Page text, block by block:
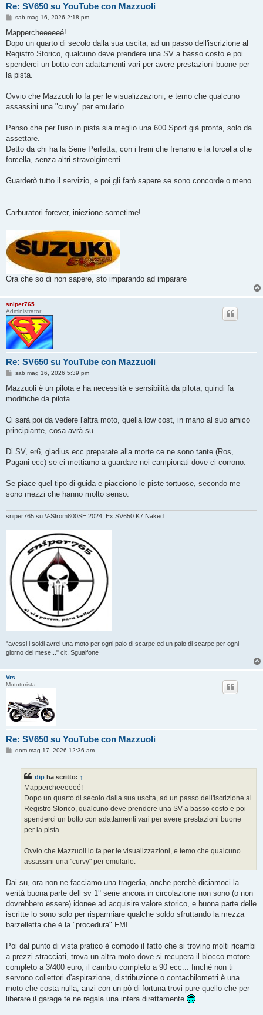
Re: SV650 su YouTube con Mazzuoli
M
s
a
g
g
i
o
sab mag 16, 2026 2:18 pm
Mappercheeeeeé!
Dopo un quarto di secolo dalla sua uscita, ad un passo dell'iscrizione al
Registro Storico, qualcuno deve prendere una SV a basso costo e poi
spenderci un botto con adattamenti vari per avere prestazioni buone per
la pista.
Ovvio che Mazzuoli lo fa per le visualizzazioni, e temo che qualcuno
assassini una "curvy" per emularlo.
Penso che per l'uso in pista sia meglio una 600 Sport già pronta, solo da
assettare.
Detto da chi ha la Serie Perfetta, con i freni che frenano e la forcella che
forcella, senza altri stravolgimenti.
Guarderò tutto il servizio, e poi gli farò sapere se sono concorde o meno.
Carburatori forever, iniezione sometime!
Ora che so di non sapere, sto imparando ad imparare
sniper765
Administrator
Re: SV650 su YouTube con Mazzuoli
M
s
a
o
sab mag 16, 2026 5:39 pm
Mazzuoli è un pilota e ha necessità e sensibilità da pilota, quindi fa
modifiche da pilota.
Ci sarà poi da vedere l'altra moto, quella low cost, in mano al suo amico
principiante, cosa avrà su.
Di SV, er6, gladius ecc preparate alla morte ce ne sono tante (Ros,
Pagani ecc) se ci mettiamo a guardare nei campionati dove ci corrono.
Se piace quel tipo di guida e piacciono le piste tortuose, secondo me
sono mezzi che hanno molto senso.
sniper765 su V-Strom800SE 2024, Ex SV650 K7 Naked
"avessi i soldi avrei una moto per ogni paio di scarpe ed un paio di scarpe per ogni
giorno del mese..." cit. Sgualfone
Vrs
Mototurista
Re: SV650 su YouTube con Mazzuoli
Mdom mag 17, 2026 12:36 am
dip ha scritto: ↑
Mappercheeeeeé!
Dopo un quarto di secolo dalla sua uscita, ad un passo dell'iscrizione al
Registro Storico, qualcuno deve prendere una SV a basso costo e poi
spenderci un botto con adattamenti vari per avere prestazioni buone
per la pista.
Ovvio che Mazzuoli lo fa per le visualizzazioni, e temo che qualcuno
assassini una "curvy" per emularlo.
Dai su, ora non ne facciamo una tragedia, anche perchè diciamoci la
verità buona parte dell sv 1° serie ancora in circolazione non sono (o non
dovrebbero essere) idonee ad acquisire valore storico, e buona parte delle
iscritte lo sono solo per risparmiare qualche soldo sfruttando la mezza
barzelletta che è la "procedura" FMI.
Poi dal punto di vista pratico è comodo il fatto che si trovino molti ricambi
a prezzi stracciati, trova un altra moto dove si recupera il blocco motore
completo a 3/400 euro, il cambio completo a 90 ecc... finchè non ti
servono collettori d'aspirazione, distribuzione o contachilometri è una
moto che costa nulla, anzi con un pò di fortuna trovi pure quello che per
liberare il garage te ne regala una intera direttamente